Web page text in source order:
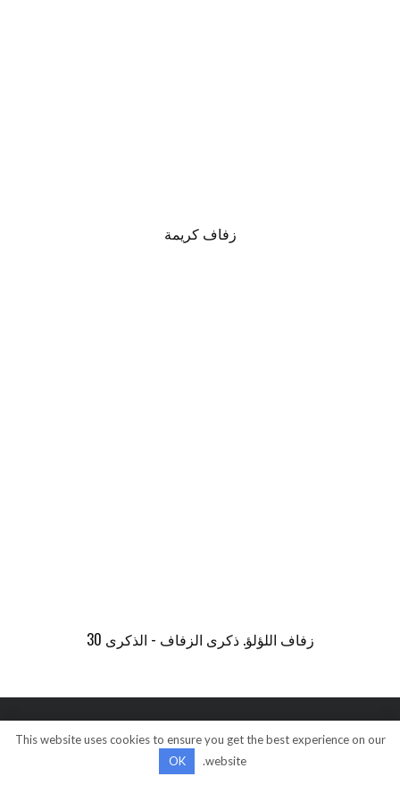
زفاف كريمة
زفاف اللؤلؤ. ذكرى الزفاف - الذكرى 30
© كل الحقوق محفوظة
This website uses cookies to ensure you get the best experience on our
website.
OK